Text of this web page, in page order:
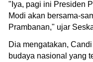
"Iya, pagi ini Presiden
Modi akan bersama-
Prambanan," ujar
Dia mengatakan,
budaya nasional yang